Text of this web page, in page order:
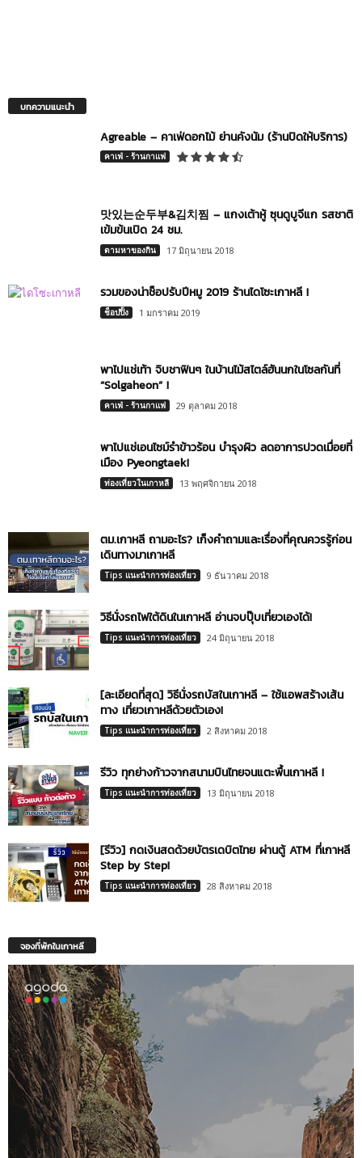
บทความแนะนำ
Agreable – คาเฟ่ดอกไม้ ย่านคังนัม (ร้านปิดให้บริการ)
คาเฟ่ - ร้านกาแฟ
맛있는순두부&김치찜 – แกงเต้าหู้ ซุนดูบูจีแก รสชาติ
เข้มข้นเปิด 24 ชม.
ตามหาของกิน 17 มิถุนายน 2018
รวมของน่าช็อปรับปีหมู 2019 ร้านไดโซะเกาหลี !
ช็อปปิ้ง 1 มกราคม 2019
พาไปแช่เท้า จิบชาฟินๆ ในบ้านไม้สไตล์ฮันนกในโซลกันที่
“Solgaheon” !
คาเฟ่ - ร้านกาแฟ 29 ตุลาคม 2018
พาไปแช่เอนไซม์รำข้าวร้อน บำรุงผิว ลดอาการปวดเมื่อยที่
เมือง Pyeongtaek!
ท่องเที่ยวในเกาหลี 13 พฤศจิกายน 2018
ตม.เกาหลี ถามอะไร? เก็งคำถามและเรื่องที่คุณควรรู้ก่อน
เดินทางมาเกาหลี
Tips แนะนำการท่องเที่ยว 9 ธันวาคม 2018
วิธีนั่งรถไฟใต้ดินในเกาหลี อ่านจบปุ๊บเที่ยวเองได้!
Tips แนะนำการท่องเที่ยว 24 มิถุนายน 2018
[ละเอียดที่สุด] วิธีนั่งรถบัสในเกาหลี – ใช้แอพสร้างเส้น
ทาง เที่ยวเกาหลีด้วยตัวเอง!
Tips แนะนำการท่องเที่ยว 2 สิงหาคม 2018
รีวิว ทุกย่างก้าวจากสนามบินไทยจนแตะพื้นเกาหลี !
Tips แนะนำการท่องเที่ยว 13 มิถุนายน 2018
[รีวิว] กดเงินสดด้วยบัตรเดบิตไทย ผ่านตู้ ATM ที่เกาหลี
Step by Step!
Tips แนะนำการท่องเที่ยว 28 สิงหาคม 2018
จองที่พักในเกาหลี